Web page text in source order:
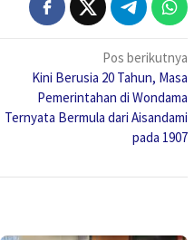
Pos berikutnya
Kini Berusia 20 Tahun, Masa
Pemerintahan di Wondama
Ternyata Bermula dari Aisandami
pada 1907